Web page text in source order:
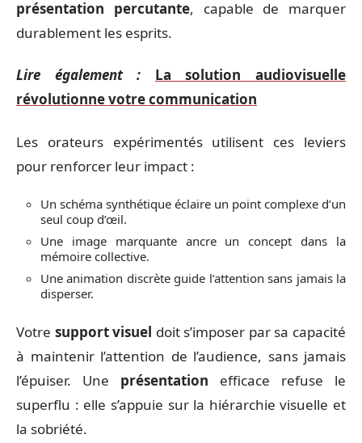
présentation percutante, capable de marquer
durablement les esprits.
Lire également :
La solution audiovisuelle
révolutionne votre communication
Les orateurs expérimentés utilisent ces leviers
pour renforcer leur impact :
Un schéma synthétique éclaire un point complexe d’un
seul coup d’œil.
Une image marquante ancre un concept dans la
mémoire collective.
Une animation discrète guide l’attention sans jamais la
disperser.
Votre support visuel doit s’imposer par sa capacité
à maintenir l’attention de l’audience, sans jamais
l’épuiser. Une présentation efficace refuse le
superflu : elle s’appuie sur la hiérarchie visuelle et
la sobriété.